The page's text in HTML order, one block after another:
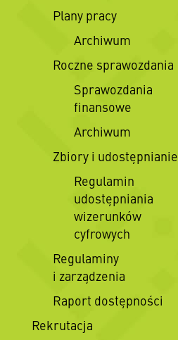
Plany pracy
Archiwum
Roczne sprawozdania
Sprawozdania
finansowe
Archiwum
Zbiory i udostępnianie
Regulamin
udostępniania
wizerunków
cyfrowych
Regulaminy
i zarządzenia
Raport dostępności
Rekrutacja